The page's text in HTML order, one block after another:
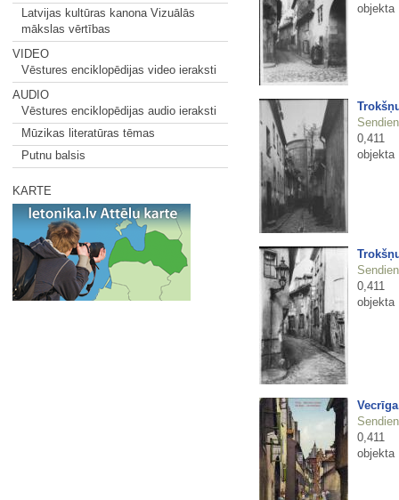
Latvijas kultūras kanona Vizuālās
mākslas vērtības
VIDEO
Vēstures enciklopēdijas video ieraksti
AUDIO
Vēstures enciklopēdijas audio ieraksti
Mūzikas literatūras tēmas
Putnu balsis
KARTE
objekta
objekta
objekta
objekta